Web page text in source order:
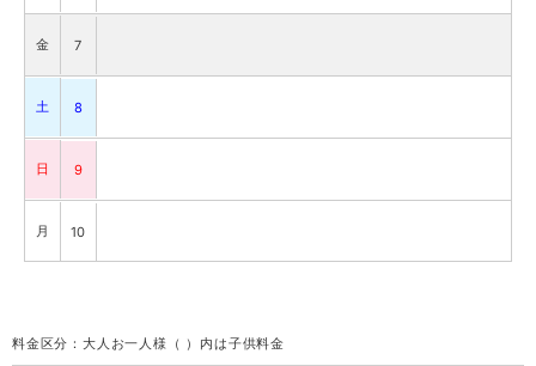
金 7
土 8
日 9
月 10
12
料金区分：大人お一人様（ ）内は子供料金